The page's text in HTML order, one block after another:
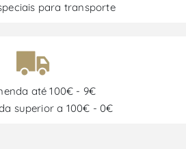
para transporte
até 100€ - 9€
superior a 100€ - 0€